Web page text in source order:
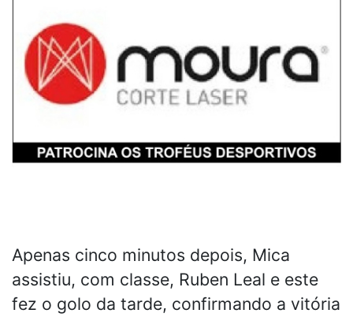
Apenas cinco minutos depois, Mica
assistiu, com classe, Ruben Leal e este
fez o golo da tarde, confirmando a vitória